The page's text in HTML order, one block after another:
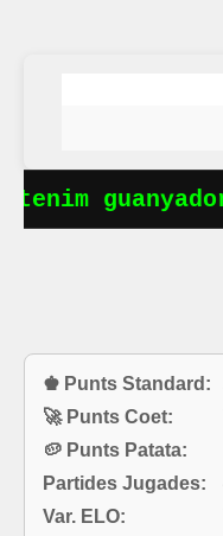
♚ Punts Standard:
🚀 Punts Coet:
🥔 Punts Patata:
Partides Jugades:
Var. ELO: